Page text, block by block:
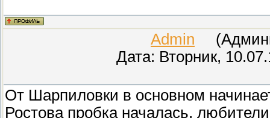
Admin
Дата: Вторник,
От Шарпиловки в основном
Ростова пробка началась,